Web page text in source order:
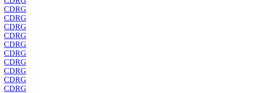
CDRG
CDRG
CDRG
CDRG
CDRG
CDRG
CDRG
CDRG
CDRG
CDRG